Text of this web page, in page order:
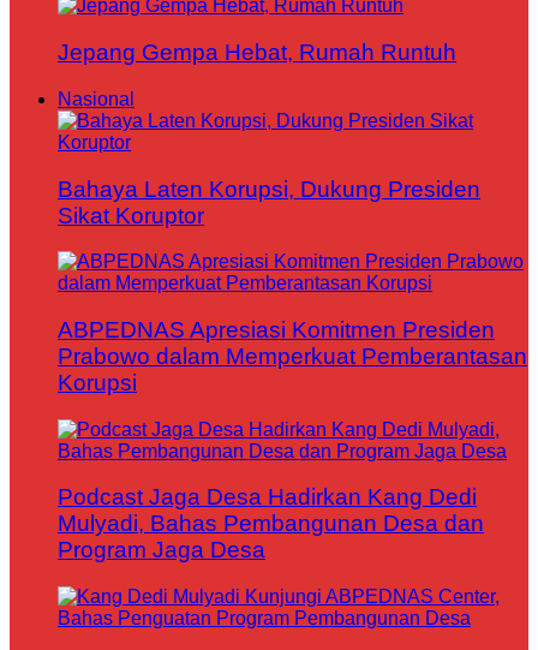
Jepang Gempa Hebat, Rumah Runtuh
Nasional
Bahaya Laten Korupsi, Dukung Presiden
Sikat Koruptor
ABPEDNAS Apresiasi Komitmen Presiden
Prabowo dalam Memperkuat Pemberantasan
Korupsi
Podcast Jaga Desa Hadirkan Kang Dedi
Mulyadi, Bahas Pembangunan Desa dan
Program Jaga Desa